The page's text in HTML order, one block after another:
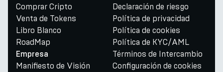
Comprar Cripto
Venta de Tokens
Libro Blanco
RoadMap
Empresa
Manifiesto de Visión
Declaración de riesgo
Política de privacidad
Política de cookies
Política de KYC/AML
Términos de Intercambio
Configuración de cookies